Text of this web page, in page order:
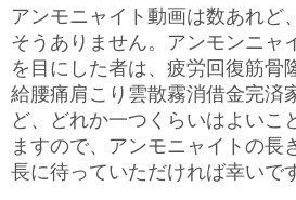
アンモニャイト動画は数あれど
そうありません。アンモンニャ
を目にした者は、疲労回復筋骨
給腰痛肩こり雲散霧消借金完済
ど、どれか一つくらいはよいこ
ますので、アンモニャイトの長
長に待っていただければ幸いです